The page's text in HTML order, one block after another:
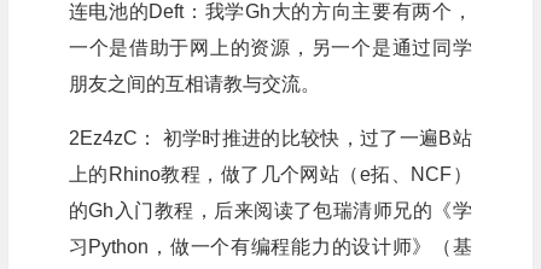
连电池的Deft：我学Gh大的方向主要有两个，
一个是借助于网上的资源，另一个是通过同学
朋友之间的互相请教与交流。
2Ez4zC： 初学时推进的比较快，过了一遍B站
上的Rhino教程，做了几个网站（e拓、NCF）
的Gh入门教程，后来阅读了包瑞清师兄的《学
习Python，做一个有编程能力的设计师》（基